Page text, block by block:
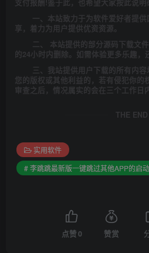
支付报酬!鉴于此，也希望大家按此说明
一、本站致力于为软件爱好者提
享，着力为用户提供优资资源。
二、 本站提供的部分源码下载文
的24小时内删除。如需体验更多乐趣，
三、我站提供用户下载的所有内
您的版权或其他利益的，若有侵犯你的
审查之后，情况属实的会在三个工作日
THE END
实用软件
# 李跳跳最新版一键跳过其他APP的启
点赞0 赞赏